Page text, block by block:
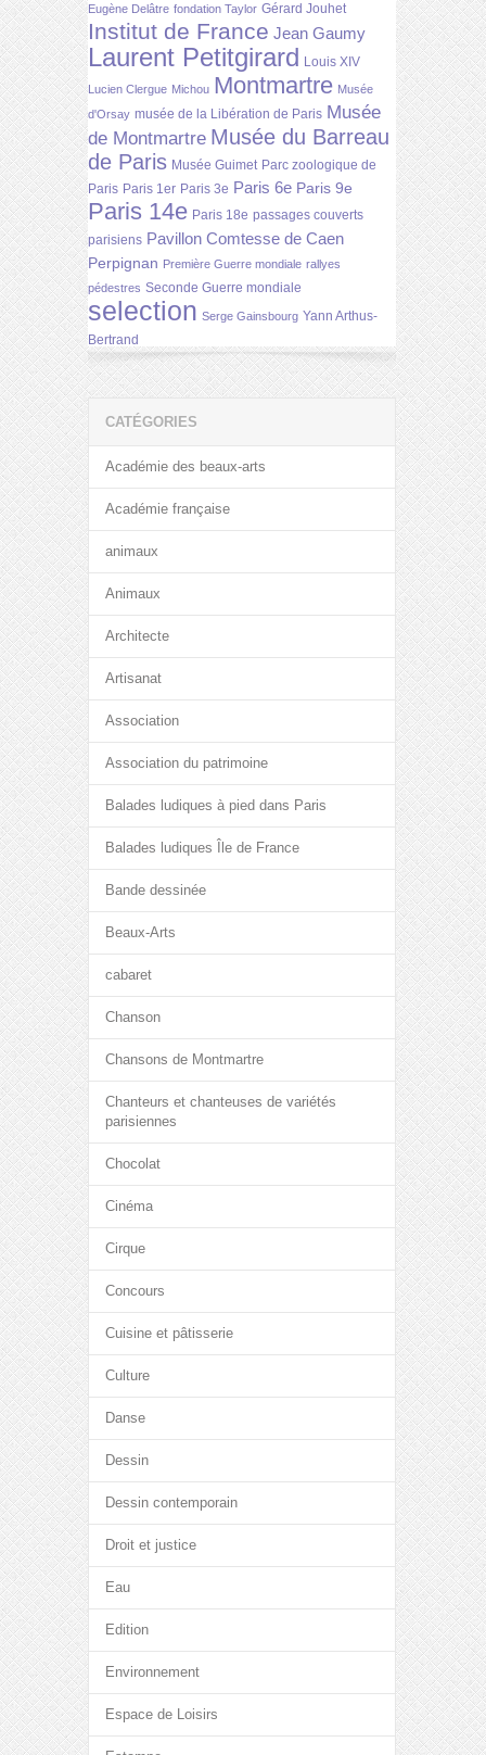
Eugène Delâtre fondation Taylor Gérard Jouhet
Institut de France Jean Gaumy
Laurent Petitgirard Louis XIV
Lucien Clergue Michou Montmartre Musée
d'Orsay musée de la Libération de Paris Musée
de Montmartre Musée du Barreau
de Paris Musée Guimet Parc zoologique de
Paris Paris 1er Paris 3e Paris 6e Paris 9e
Paris 14e Paris 18e passages couverts
parisiens Pavillon Comtesse de Caen
Perpignan Première Guerre mondiale rallyes
pédestres Seconde Guerre mondiale
selection Serge Gainsbourg Yann Arthus-
Bertrand
CATÉGORIES
Académie des beaux-arts
Académie française
animaux
Animaux
Architecte
Artisanat
Association
Association du patrimoine
Balades ludiques à pied dans Paris
Balades ludiques Île de France
Bande dessinée
Beaux-Arts
cabaret
Chanson
Chansons de Montmartre
Chanteurs et chanteuses de variétés
parisiennes
Chocolat
Cinéma
Cirque
Concours
Cuisine et pâtisserie
Culture
Danse
Dessin
Dessin contemporain
Droit et justice
Eau
Edition
Environnement
Espace de Loisirs